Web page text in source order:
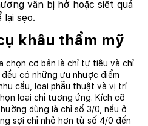
vẫn bị hở hoặc siết quá
sẹo.
khâu thẩm mỹ
chọn cơ bản là chỉ tự tiêu và chỉ
có những ưu nhược điểm
cầu, loại phẫu thuật và vị trí
loại chỉ tương ứng. Kích cỡ
dùng là chỉ số 3/0, nếu ở
sợi chỉ nhỏ hơn từ số 4/0 đến